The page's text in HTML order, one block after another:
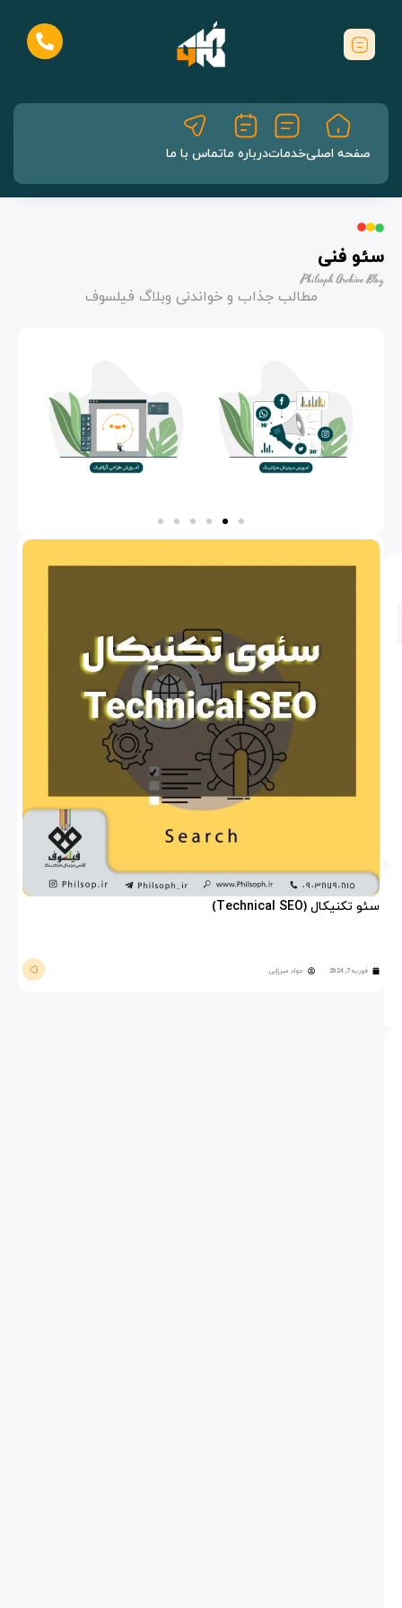
صفحه اصلیخدماتدرباره ماتماس با ما
سئو فنی
Philsoph Archive Blog
مطالب جذاب و خواندنی وبلاگ فیلسوف
سئو تکنیکال (Technical SEO)
فوریه 7, 2024 جواد میرزایی